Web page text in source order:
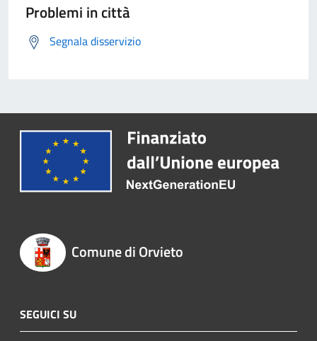
Problemi in città
Segnala disservizio
Comune di Orvieto
SEGUICI SU